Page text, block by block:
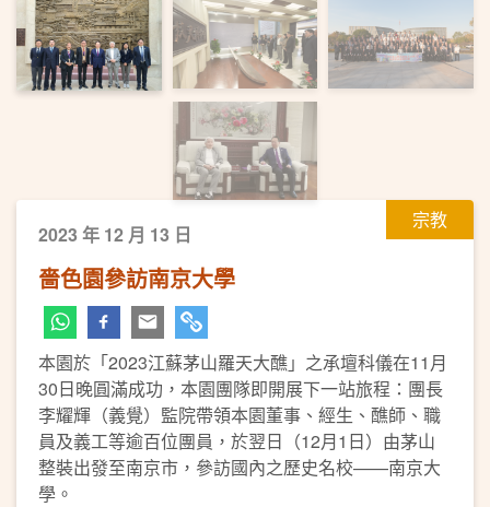
宗教
2023 年 12 月 13 日
嗇色園參訪南京大學
本園於「2023江蘇茅山羅天大醮」之承壇科儀在11月
30日晚圓滿成功，本園團隊即開展下一站旅程：團長
李耀輝（義覺）監院帶領本園董事、經生、醮師、職
員及義工等逾百位團員，於翌日（12月1日）由茅山
整裝出發至南京市，參訪國內之歷史名校——南京大
學。